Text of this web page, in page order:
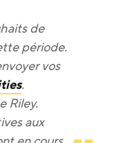
de
période.
vos
.
Riley.
aux